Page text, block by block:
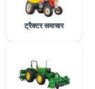
ट्रैक्टर समाचार